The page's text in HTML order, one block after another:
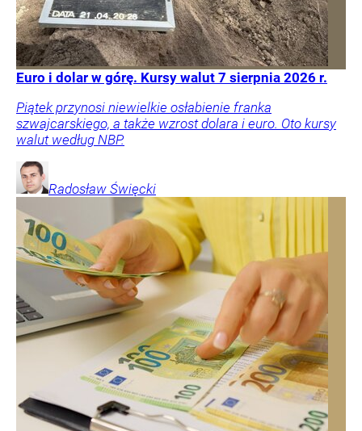
Euro i dolar w górę. Kursy walut 7 sierpnia 2026 r.
Piątek przynosi niewielkie osłabienie franka
szwajcarskiego, a także wzrost dolara i euro. Oto kursy
walut według NBP.
Radosław Święcki